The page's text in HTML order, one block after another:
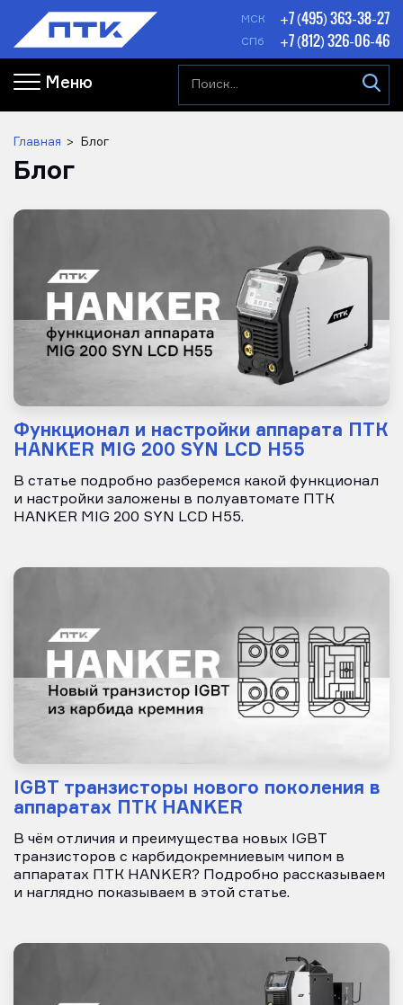
МСК +7 (495) 363-38-27
СПб +7 (812) 326-06-46
Меню
Главная Блог
Блог
Функционал и настройки аппарата ПТК
HANKER MIG 200 SYN LCD H55
В статье подробно разберемся какой функционал
и настройки заложены в полуавтомате ПТК
HANKER MIG 200 SYN LCD H55.
IGBT транзисторы нового поколения в
аппаратах ПТК HANKER
В чём отличия и преимущества новых IGBT
транзисторов с карбидокремниевым чипом в
аппаратах ПТК HANKER? Подробно рассказываем
и наглядно показываем в этой статье.